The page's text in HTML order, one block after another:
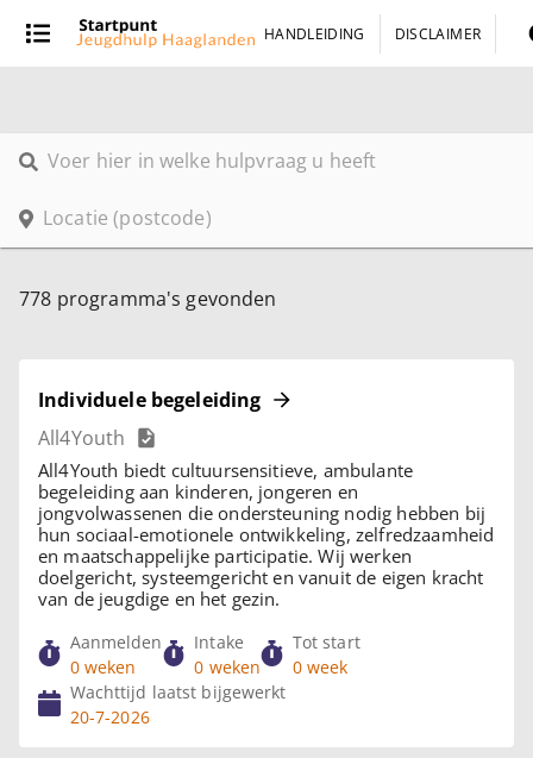
HANDLEIDING DISCLAIMER
778 programma's gevonden
Individuele begeleiding
All4Youth
All4Youth biedt cultuursensitieve, ambulante
begeleiding aan kinderen, jongeren en
jongvolwassenen die ondersteuning nodig hebben bij
hun sociaal-emotionele ontwikkeling, zelfredzaamheid
en maatschappelijke participatie. Wij werken
doelgericht, systeemgericht en vanuit de eigen kracht
van de jeugdige en het gezin.
Aanmelden
0 weken
Intake
0 weken
Tot start
0 week
Wachttijd laatst bijgewerkt
20-7-2026